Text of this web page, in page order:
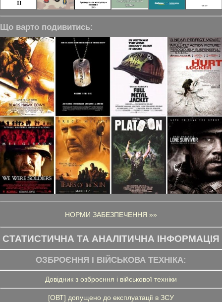
Що варто подивитись:
НОРМИ ЗАБЕЗПЕЧЕННЯ »»
СТАТИСТИЧНА ТА АНАЛІТИЧНА ІНФОРМАЦІЯ
ОЗБРОЄННЯ І ВІЙСЬКОВА ТЕХНІКА:
Довідник з озброєння і військової техніки
[ОВТ] допущено до експлуатації в ЗСУ